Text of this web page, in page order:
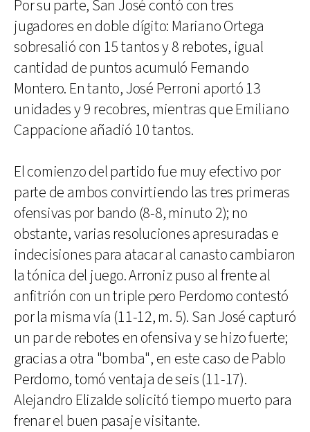
Por su parte, San José contó con tres
jugadores en doble dígito: Mariano Ortega
sobresalió con 15 tantos y 8 rebotes, igual
cantidad de puntos acumuló Fernando
Montero. En tanto, José Perroni aportó 13
unidades y 9 recobres, mientras que Emiliano
Cappacione añadió 10 tantos.
El comienzo del partido fue muy efectivo por
parte de ambos convirtiendo las tres primeras
ofensivas por bando (8-8, minuto 2); no
obstante, varias resoluciones apresuradas e
indecisiones para atacar al canasto cambiaron
la tónica del juego. Arroniz puso al frente al
anfitrión con un triple pero Perdomo contestó
por la misma vía (11-12, m. 5). San José capturó
un par de rebotes en ofensiva y se hizo fuerte;
gracias a otra "bomba", en este caso de Pablo
Perdomo, tomó ventaja de seis (11-17).
Alejandro Elizalde solicitó tiempo muerto para
frenar el buen pasaje visitante.